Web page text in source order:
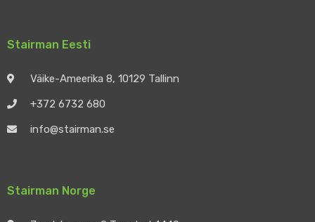
Stairman Eesti
Väike-Ameerika 8, 10129 Tallinn
+372 6732 680
info@stairman.se
Stairman Norge